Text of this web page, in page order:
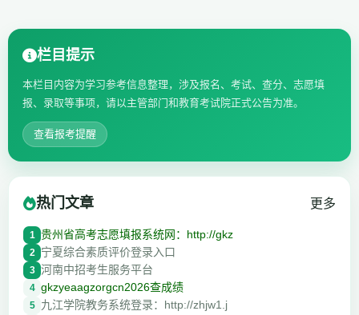
栏目提示
本栏目内容为学习参考信息整理，涉及报名、考试、查分、志愿填
报、录取等事项，请以主管部门和教育考试院正式公告为准。
查看报考提醒
热门文章 更多
1 贵州省高考志愿填报系统网：http://gkz
2 宁夏综合素质评价登录入口
3 河南中招考生服务平台
4 gkzyeaagzorgcn2026查成绩
5 九江学院教务系统登录：http://zhjw1.j